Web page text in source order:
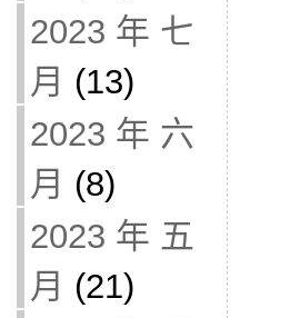
2023 年 七
月 (13)
2023 年 六
月 (8)
2023 年 五
月 (21)